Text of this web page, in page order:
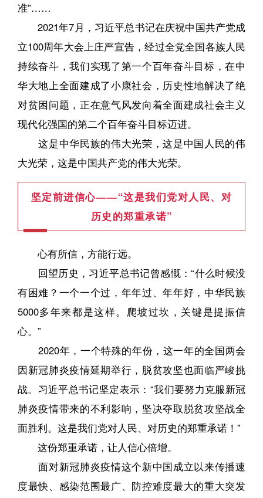
准”……
2021年7月，习近平总书记在庆祝中国共产党成
立100周年大会上庄严宣告，经过全党全国各族人民
持续奋斗，我们实现了第一个百年奋斗目标，在中
华大地上全面建成了小康社会，历史性地解决了绝
对贫困问题，正在意气风发向着全面建成社会主义
现代化强国的第二个百年奋斗目标迈进。
这是中华民族的伟大光荣，这是中国人民的伟
大光荣，这是中国共产党的伟大光荣。
坚定前进信心——“这是我们党对人民、对
历史的郑重承诺”
心有所信，方能行远。
回望历史，习近平总书记曾感慨：“什么时候没
有困难？一个一个过，年年过、年年好，中华民族
5000多年来都是这样。爬坡过坎，关键是提振信
心。”
2020年，一个特殊的年份，这一年的全国两会
因新冠肺炎疫情延期举行，脱贫攻坚也面临严峻挑
战。习近平总书记坚定表示：“我们要努力克服新冠
肺炎疫情带来的不利影响，坚决夺取脱贫攻坚战全
面胜利。这是我们党对人民、对历史的郑重承诺！”
这份郑重承诺，让人信心倍增。
面对新冠肺炎疫情这个新中国成立以来传播速
度最快、感染范围最广、防控难度最大的重大突发